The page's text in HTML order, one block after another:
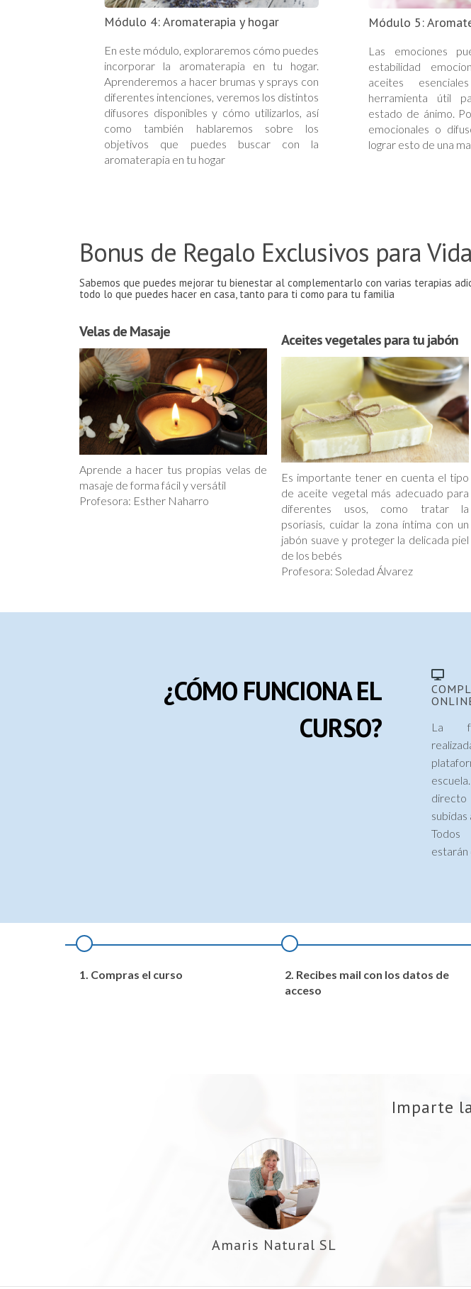
Módulo 4: Aromaterapia y hogar
En este módulo, exploraremos cómo puedes
incorporar la aromaterapia en tu hogar.
Aprenderemos a hacer brumas y sprays con
diferentes intenciones, veremos los distintos
difusores disponibles y cómo utilizarlos, así
como también hablaremos sobre los
objetivos que puedes buscar con la
aromaterapia en tu hogar
Módulo 5:
Las emociones
estabilidad
aceites
herramienta útil
estado de ánimo.
emocionales o
lograr esto de una
Bonus de Regalo Exclusivos para
Sabemos que puedes mejorar tu bienestar al complementarlo con varias terapias
todo lo que puedes hacer en casa, tanto para ti como para tu familia
Velas de Masaje
Aprende a hacer tus propias velas de
masaje de forma fácil y versátil
Profesora: Esther Naharro
Aceites vegetales para tu jabón
Es importante tener en cuenta el tipo
de aceite vegetal más adecuado para
diferentes usos, como tratar la
psoriasis, cuidar la zona íntima con un
jabón suave y proteger la delicada piel
de los bebés
Profesora: Soledad Álvarez
¿CÓMO FUNCIONA EL
CURSO?
La
directo
subidas
estarán
1. Compras el curso
2. Recibes mail con los datos de
acceso
Imparte
Amaris Natural SL